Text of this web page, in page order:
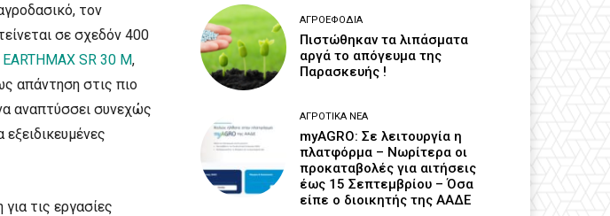
τον
σε σχεδόν 400
EARTHMAX SR 30 M,
απάντηση στις πιο
αναπτύσσει συνεχώς
τις εργασίες
ΑΓΡΟΕΦΌΔΙΑ
Πιστώθηκαν τα λιπάσματα
αργά το απόγευμα της
Παρασκευής !
ΑΓΡΟΤΙΚΆ ΝΈΑ
myAGRO: Σε λειτουργία η
πλατφόρμα – Νωρίτερα οι
προκαταβολές για αιτήσεις
έως 15 Σεπτεμβρίου – Όσα
είπε ο διοικητής της ΑΑΔΕ